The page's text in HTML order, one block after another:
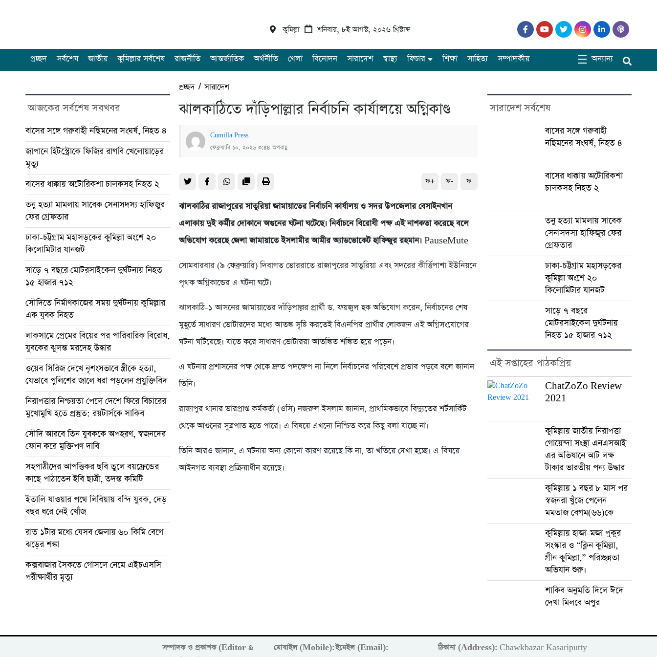
কুমিল্লা শনিবার, ৮ই আগস্ট, ২০২৬ খ্রিস্টাব্দ
প্রচ্ছদ সর্বশেষ জাতীয় কুমিল্লার সর্বশেষ রাজনীতি আন্তর্জাতিক অর্থনীতি খেলা বিনোদন সারাদেশ স্বাস্থ্য ফিচার শিক্ষা সাহিত্য সম্পাদকীয় অন্যান্য
আজকের সর্বশেষ সবখবর
বাসের সঙ্গে গরুবাহী নছিমনের সংঘর্ষ, নিহত ৪
জাপানে হিটস্ট্রোকে ফিজির রাগবি খেলোয়াড়ের
মৃত্যু
বাসের ধাক্কায় অটোরিকশা চালকসহ নিহত ২
তনু হত্যা মামলায় সাবেক সেনাসদস্য হাফিজুর
ফের গ্রেফতার
ঢাকা-চট্টগ্রাম মহাসড়কের কুমিল্লা অংশে ২০
কিলোমিটার যানজট
সাড়ে ৭ বছরে মোটরসাইকেল দুর্ঘটনায় নিহত
১৫ হাজার ৭১২
সৌদিতে নির্মাণকাজের সময় দুর্ঘটনায় কুমিল্লার
এক যুবক নিহত
লাকসামে প্রেমের বিয়ের পর পারিবারিক বিরোধ,
যুবকের ঝুলন্ত মরদেহ উদ্ধার
ওয়েব সিরিজ দেখে নৃশংসভাবে স্ত্রীকে হত্যা,
যেভাবে পুলিশের জালে ধরা পড়লেন প্রযুক্তিবিদ
নিরাপত্তার নিশ্চয়তা পেলে দেশে ফিরে বিচারের
মুখোমুখি হতে প্রস্তুত: রয়টার্সকে সাকিব
সৌদি আরবে তিন যুবককে অপহরণ, স্বজনদের
ফোন করে মুক্তিপণ দাবি
সহপাঠীদের আপত্তিকর ছবি তুলে বয়ফ্রেন্ডের
কাছে পাঠাতেন ইবি ছাত্রী, তদন্ত কমিটি
ইতালি যাওয়ার পথে লিবিয়ায় বন্দি যুবক, দেড়
বছর ধরে নেই খোঁজ
রাত ১টার মধ্যে যেসব জেলায় ৬০ কিমি বেগে
ঝড়ের শঙ্কা
কক্সবাজার সৈকতে গোসলে নেমে এইচএসসি
পরীক্ষার্থীর মৃত্যু
প্রচ্ছদ/সারাদেশ
ঝালকাঠিতে দাঁড়িপাল্লার নির্বাচনি কার্যালয়ে অগ্নিকাণ্ড
Cumilla Press
ফেব্রুয়ারি ১০, ২০২৬ ৩:৪৪ অপরাহ্ণ
ফ+ ফ- ফ
ঝালকাঠির রাজাপুরের সাতুরিয়া জামায়াতের নির্বাচনি কার্যালয় ও সদর উপজেলার বেসাইনখান
এলাকায় দুই কর্মীর দোকানে অগুনের ঘটনা ঘটেছে। নির্বাচনে বিরোধী পক্ষ এই নাশকতা করেছে বলে
অভিযোগ করেছে জেলা জামায়াতে ইসলামীর আমীর অ্যাডভোকেট হাফিজুর রহমান।PauseMute
সোমবারবার (৯ ফেব্রুয়ারি) দিবাগত ভোররাতে রাজাপুরের সাতুরিয়া এবং সদরের কীর্ত্তিপাশা ইউনিয়নে
পৃথক অগ্নিকান্ডের এ ঘটনা ঘটে।
ঝালকাঠি-১ আসনের জামায়াতের দাঁড়িপাল্লর প্রার্থী ড. ফয়জুল হক অভিযোগ করেন, নির্বাচনের শেষ
মুহূর্তে সাধারণ ভোটারদের মধ্যে আতঙ্ক সৃষ্টি করতেই বিএনপির প্রার্থীর লোকজন এই অগ্নিসংযোগের
ঘটনা ঘটিয়েছে। যাতে করে সাধারণ ভোটাররা আতঙ্কিত শঙ্কিত হয়ে পড়েন।
এ ঘটনায় প্রশাসনের পক্ষ থেকে দ্রুত পদক্ষেপ না নিলে নির্বাচনের পরিবেশে প্রভাব পড়বে বলে জানান
তিনি।
রাজাপুর থানার ভারপ্রাপ্ত কর্মকর্তা (ওসি) নজরুল ইসলাম জানান, প্রাথমিকভাবে বিদ্যুতের শর্টসার্কিট
থেকে আগুনের সূত্রপাত হতে পারে। এ বিষয়ে এখনো নিশ্চিত করে কিছু বলা যাচ্ছে না।
তিনি আরও জানান, এ ঘটনায় অন্য কোনো কারণ রয়েছে কি না, তা খতিয়ে দেখা হচ্ছে। এ বিষয়ে
আইনগত ব্যবস্থা প্রক্রিয়াধীন রয়েছে।
সারাদেশ সর্বশেষ
বাসের সঙ্গে গরুবাহী
নছিমনের সংঘর্ষ, নিহত ৪
বাসের ধাক্কায় অটোরিকশা
চালকসহ নিহত ২
তনু হত্যা মামলায় সাবেক
সেনাসদস্য হাফিজুর ফের
গ্রেফতার
ঢাকা-চট্টগ্রাম মহাসড়কের
কুমিল্লা অংশে ২০
কিলোমিটার যানজট
সাড়ে ৭ বছরে
মোটরসাইকেল দুর্ঘটনায়
নিহত ১৫ হাজার ৭১২
এই সপ্তাহের পাঠকপ্রিয়
ChatZoZo Review
2021
কুমিল্লায় জাতীয় নিরাপত্তা
গোয়েন্দা সংস্থা এনএসআই
এর অভিযানে আট লক্ষ
টাকার ভারতীয় পন্য উদ্ধার
কুমিল্লায় ১ বছর ৮ মাস পর
স্বজনরা খুঁজে পেলেন
মমতাজ বেগম(৬৬)কে
কুমিল্লায় হাজা-মজা পুকুর
সংস্কার ও “ক্লিন কুমিল্লা,
গ্রীন কুমিল্লা,” পরিচ্ছন্নতা
অভিযান শুরু।
শাকিব অনুমতি দিলে ঈদে
দেখা মিলবে অপুর
সম্পাদক ও প্রকাশক (Editor &
মোবাইল (Mobile):ইমেইল (Email):
ঠিকানা (Address): Chawkbazar Kasariputty